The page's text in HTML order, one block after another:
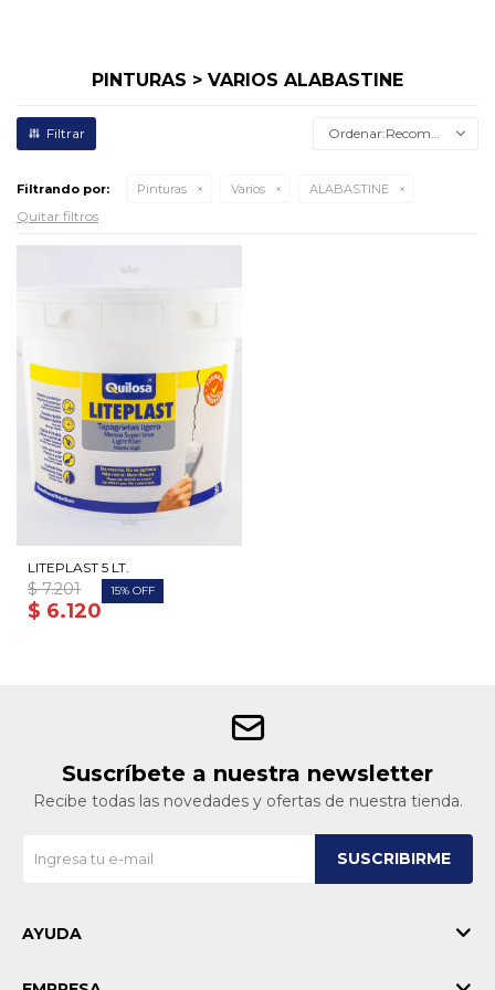
PINTURAS > VARIOS ALABASTINE
Recomendados
Filtrando por: Pinturas Varios ALABASTINE
Quitar filtros
LITEPLAST 5 LT.
$ 6.120
$ 7.201 15
Suscríbete a nuestra newsletter
Recibe todas las novedades y ofertas de nuestra tienda.
SUSCRIBIRME
AYUDA